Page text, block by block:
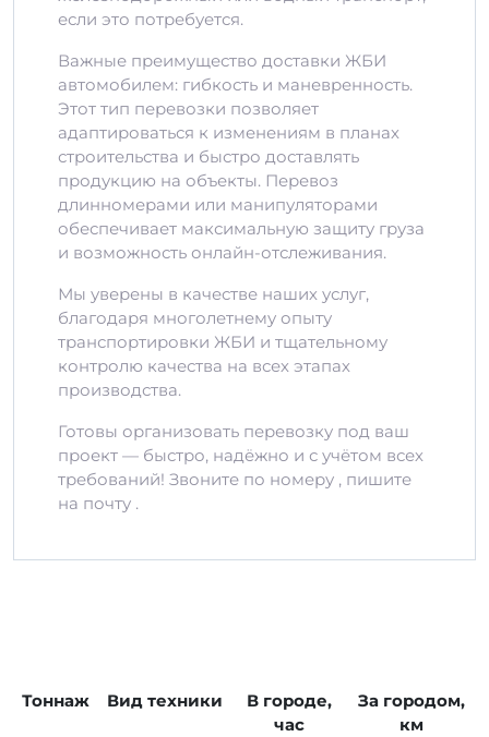
если это потребуется.
Важные преимущество доставки ЖБИ
автомобилем: гибкость и маневренность.
Этот тип перевозки позволяет
адаптироваться к изменениям в планах
строительства и быстро доставлять
продукцию на объекты. Перевоз
длинномерами или манипуляторами
обеспечивает максимальную защиту груза
и возможность онлайн-отслеживания.
Мы уверены в качестве наших услуг,
благодаря многолетнему опыту
транспортировки ЖБИ и тщательному
контролю качества на всех этапах
производства.
Готовы организовать перевозку под ваш
проект — быстро, надёжно и с учётом всех
требований! Звоните по номеру , пишите
на почту .
Тоннаж Вид техники
В городе,
час
За городом,
км